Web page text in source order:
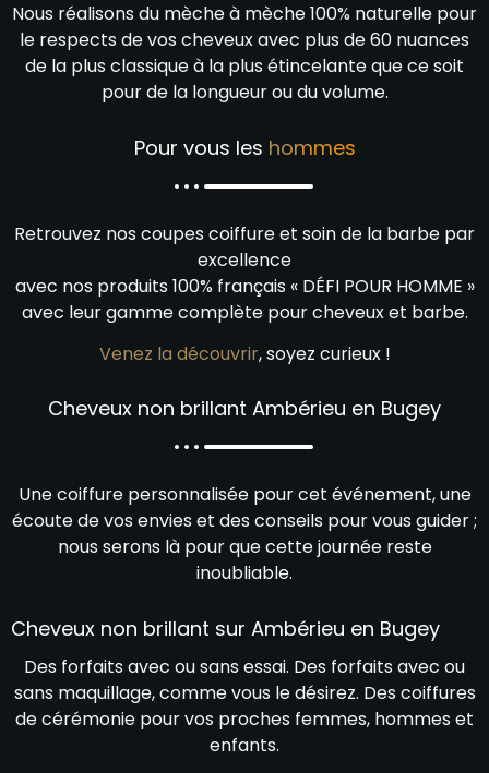
Nous réalisons du mèche à mèche 100% naturelle pour
le respects de vos cheveux avec plus de 60 nuances
de la plus classique à la plus étincelante que ce soit
pour de la longueur ou du volume.
Pour vous les hommes
Retrouvez nos coupes coiffure et soin de la barbe par
excellence
avec nos produits 100% français « DÉFI POUR HOMME »
avec leur gamme complète pour cheveux et barbe.
Venez la découvrir, soyez curieux !
Cheveux non brillant Ambérieu en Bugey
Une coiffure personnalisée pour cet événement, une
écoute de vos envies et des conseils pour vous guider ;
nous serons là pour que cette journée reste
inoubliable.
Cheveux non brillant sur Ambérieu en Bugey
Des forfaits avec ou sans essai. Des forfaits avec ou
sans maquillage, comme vous le désirez. Des coiffures
de cérémonie pour vos proches femmes, hommes et
enfants.